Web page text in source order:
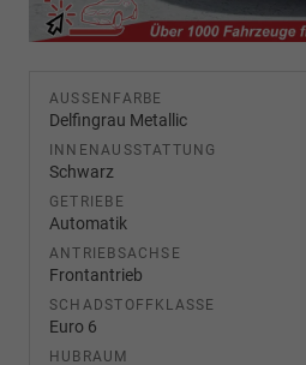
AUSSENFARBE
Delfingrau Metallic
INNENAUSSTATTUNG
Schwarz
GETRIEBE
Automatik
ANTRIEBSACHSE
Frontantrieb
SCHADSTOFFKLASSE
Euro 6
HUBRAUM